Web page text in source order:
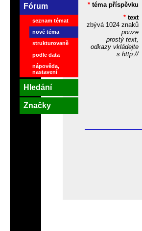
* téma příspěvku
* text
zbývá 1024znaků
pouze
prostý text,
odkazy vkládejte
s http://
Fórum
seznam témat
nové téma
strukturovaně
podle data
nápověda,
nastavení
Hledání
Značky